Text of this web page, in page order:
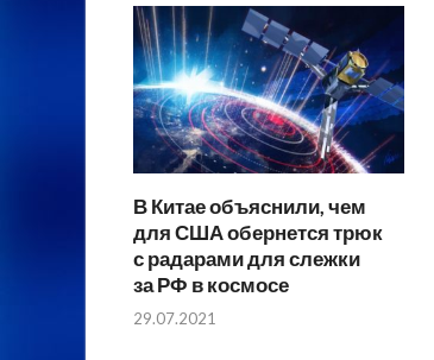
В Китае объяснили, чем
для США обернется трюк
с радарами для слежки
за РФ в космосе
29.07.2021